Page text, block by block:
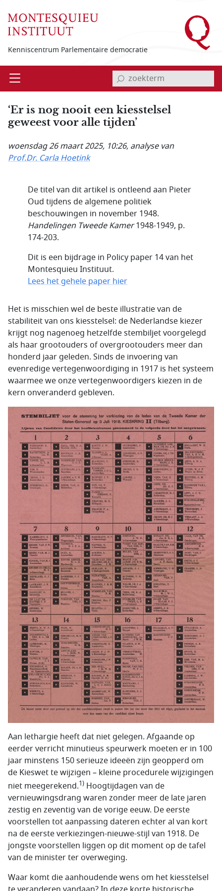
Kenniscentrum Parlementaire democratie
Open invoerveld zoekterm
‘Er is nog nooit een kiesstelsel
geweest voor alle tijden’
woensdag 26 maart 2025, 10:26, analyse van
Prof.Dr. Carla Hoetink
De titel van dit artikel is ontleend aan Pieter
Oud tijdens de algemene politiek
beschouwingen in november 1948.
Handelingen Tweede Kamer1948-1949, p.
174-203.
Dit is een bijdrage in Policy paper 14 van het
Montesquieu Instituut.
Lees het gehele paper hier
Het is misschien wel de beste illustratie van de
stabiliteit van ons kiesstelsel: de Nederlandse kiezer
krijgt nog nagenoeg hetzelfde stembiljet voorgelegd
als haar grootouders of overgrootouders meer dan
honderd jaar geleden. Sinds de invoering van
evenredige vertegenwoordiging in 1917 is het systeem
waarmee we onze vertegenwoordigers kiezen in de
kern onveranderd gebleven.
Aan lethargie heeft dat niet gelegen. Afgaande op
eerder verricht minutieus speurwerk moeten er in 100
jaar minstens 150 serieuze ideeën zijn geopperd om
de Kieswet te wijzigen – kleine procedurele wijzigingen
niet meegerekend.1) Hoogtijdagen van de
vernieuwingsdrang waren zonder meer de late jaren
zestig en zeventig van de vorige eeuw. De eerste
voorstellen tot aanpassing dateren echter al van kort
na de eerste verkiezingen-nieuwe-stijl van 1918. De
jongste voorstellen liggen op dit moment op de tafel
van de minister ter overweging.
Waar komt die aanhoudende wens om het kiesstelsel